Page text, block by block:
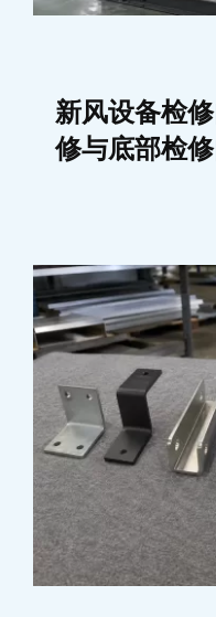
新风设备检
修与底部检